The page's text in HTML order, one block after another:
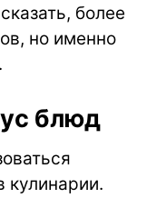
более
но именно
блюд
кулинарии.